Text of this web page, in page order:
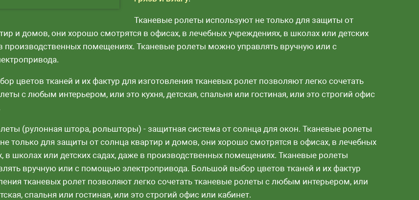
Тканевые ролеты используют не только для защиты от
и домов, они хорошо смотрятся в офисах, в лечебных учреждениях, в школах или детских
производственных помещениях. Тканевые ролеты можно управлять вручную или с
цветов тканей и их фактур для изготовления тканевых ролет позволяют легко сочетать
с любым интерьером, или это кухня, детская, спальня или гостиная, или это строгий офис
(рулонная штора, рольшторы) - защитная система от солнца для окон. Тканевые ролеты
только для защиты от солнца квартир и домов, они хорошо смотрятся в офисах, в лечебных
в школах или детских садах, даже в производственных помещениях. Тканевые ролеты
вручную или с помощью электропривода. Большой выбор цветов тканей и их фактур
тканевых ролет позволяют легко сочетать тканевые ролеты с любым интерьером, или
спальня или гостиная, или это строгий офис или кабинет.